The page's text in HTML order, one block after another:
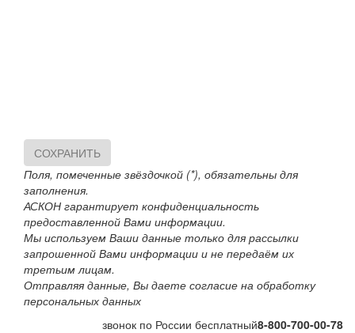
СОХРАНИТЬ
Поля, помеченные звёздочкой (*), обязательны для
заполнения.
АСКОН гарантирует конфиденциальность
предоставленной Вами информации.
Мы используем Ваши данные только для рассылки
запрошенной Вами информации и не передаём их
третьим лицам.
Отправляя данные, Вы даете согласие на обработку
персональных данных
звонок по России бесплатный8-800-700-00-78